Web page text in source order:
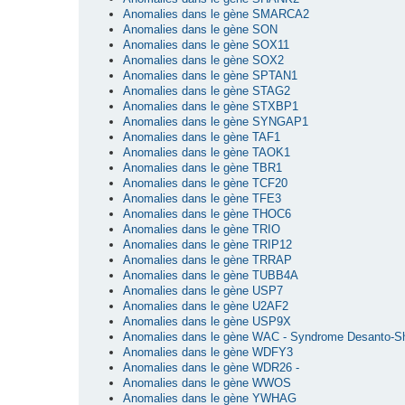
Anomalies dans le gène SMARCA2
Anomalies dans le gène SON
Anomalies dans le gène SOX11
Anomalies dans le gène SOX2
Anomalies dans le gène SPTAN1
Anomalies dans le gène STAG2
Anomalies dans le gène STXBP1
Anomalies dans le gène SYNGAP1
Anomalies dans le gène TAF1
Anomalies dans le gène TAOK1
Anomalies dans le gène TBR1
Anomalies dans le gène TCF20
Anomalies dans le gène TFE3
Anomalies dans le gène THOC6
Anomalies dans le gène TRIO
Anomalies dans le gène TRIP12
Anomalies dans le gène TRRAP
Anomalies dans le gène TUBB4A
Anomalies dans le gène USP7
Anomalies dans le gène U2AF2
Anomalies dans le gène USP9X
Anomalies dans le gène WAC - Syndrome Desanto-
Anomalies dans le gène WDFY3
Anomalies dans le gène WDR26 -
Anomalies dans le gène WWOS
Anomalies dans le gène YWHAG